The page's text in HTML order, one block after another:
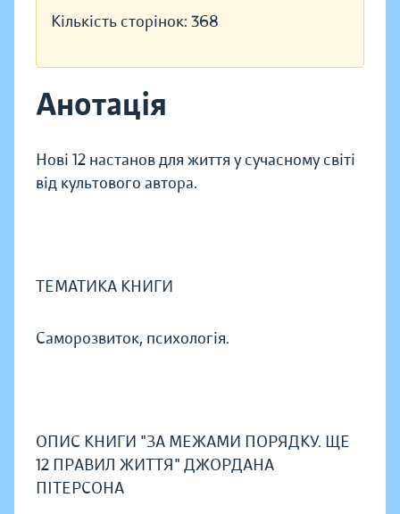
Кількість сторінок: 368
Анотація
Нові 12 настанов для життя у сучасному світі
від культового автора.
ТЕМАТИКА КНИГИ
Саморозвиток, психологія.
ОПИС КНИГИ "ЗА МЕЖАМИ ПОРЯДКУ. ЩЕ
12 ПРАВИЛ ЖИТТЯ" ДЖОРДАНА
ПІТЕРСОНА